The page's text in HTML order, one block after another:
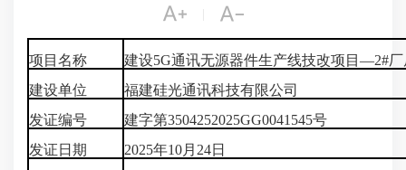
 
项目名称
建设5G通讯无源器件生产线技改项目—2#厂
建设单位
福建硅光通讯科技有限公司
发证编号
建字第3504252025GG0041545号
发证日期
2025年10月24日